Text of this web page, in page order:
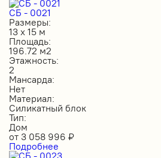
СБ - 0021
Размеры:
13 х 15 м
Площадь:
196.72 м2
Этажность:
2
Мансарда:
Нет
Материал:
Силикатный блок
Тип:
Дом
от 3 058 996 ₽
Подробнее